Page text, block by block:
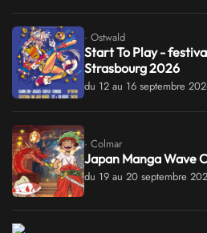
· Ostwald
Start To Play -
Strasbourg 2026
du 12 au 16 septembre
· Colmar
Japan Manga Wave
du 19 au 20 septembre